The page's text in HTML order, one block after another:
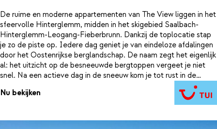
De ruime en moderne appartementen van The View liggen in het
sfeervolle Hinterglemm, midden in het skigebied Saalbach-
Hinterglemm-Leogang-Fieberbrunn. Dankzij de toplocatie stap
je zo de piste op. Iedere dag geniet je van eindeloze afdalingen
door het Oostenrijkse berglandschap. De naam zegt het eigenlijk
al: het uitzicht op de besneeuwde bergtoppen vergeet je niet
snel. Na een actieve dag in de sneeuw kom je tot rust in de
wellnessruimte op het dakterras. Of je nu kiest voor sportieve
skidagen, gezellige après-ski of pure ontspanning, bij The View
kan het allemaal. In de omgeving vind je volop winterse
Nu bekijken